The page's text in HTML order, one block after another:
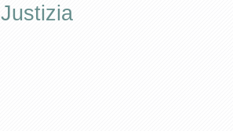
Justizia